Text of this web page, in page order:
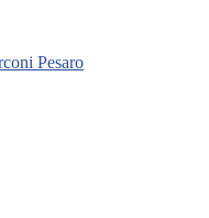
Pesaro